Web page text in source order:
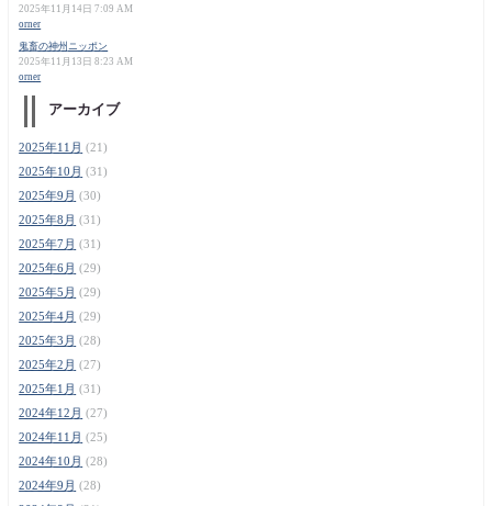
2025年11月14日 7:09 AM
orner
鬼畜の神州ニッポン
2025年11月13日 8:23 AM
orner
アーカイブ
2025年11月 (21)
2025年10月 (31)
2025年9月 (30)
2025年8月 (31)
2025年7月 (31)
2025年6月 (29)
2025年5月 (29)
2025年4月 (29)
2025年3月 (28)
2025年2月 (27)
2025年1月 (31)
2024年12月 (27)
2024年11月 (25)
2024年10月 (28)
2024年9月 (28)